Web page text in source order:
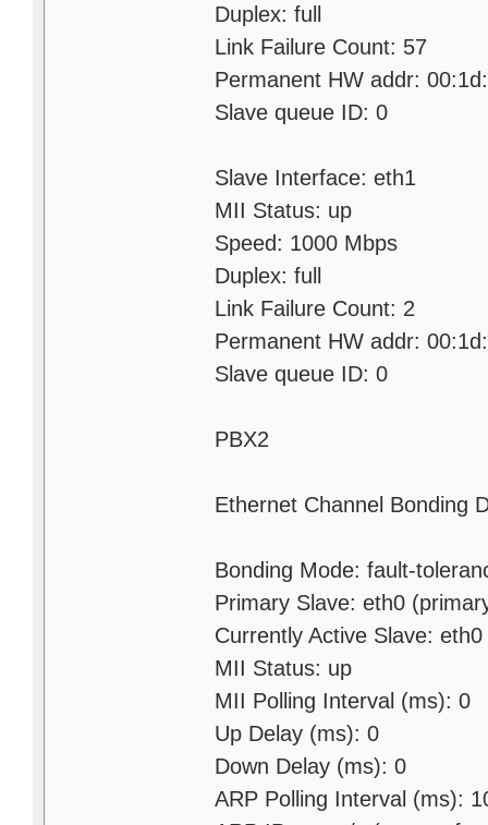
Duplex: full
Link Failure Count: 57
Permanent HW addr:
Slave queue ID: 0
Slave Interface: eth1
MII Status: up
Speed: 1000 Mbps
Duplex: full
Link Failure Count: 2
Permanent HW addr:
Slave queue ID: 0
PBX2
Ethernet Channel Bonding
Bonding Mode: fault-
Primary Slave: eth0
Currently Active Slave: eth0
MII Status: up
MII Polling Interval (ms): 0
Up Delay (ms): 0
Down Delay (ms): 0
ARP Polling Interval (ms):